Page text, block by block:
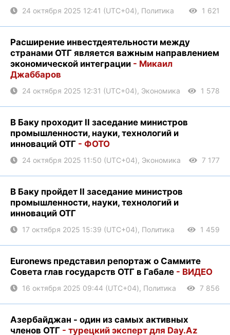
24 октября 2025 12:41 (UTC+04), Политика 1 621
Расширение инвестдеятельности между
странами ОТГ является важным направлением
экономической интеграции - Микаил
Джаббаров
24 октября 2025 12:31 (UTC+04), Экономика 1 578
В Баку проходит II заседание министров
промышленности, науки, технологий и
инноваций ОТГ - ФОТО
24 октября 2025 11:50 (UTC+04), Экономика 7 177
В Баку пройдет II заседание министров
промышленности, науки, технологий и
инноваций ОТГ
17 октября 2025 15:39 (UTC+04), Политика 1 459
Euronews представил репортаж о Саммите
Совета глав государств ОТГ в Габале - ВИДЕО
16 октября 2025 09:44 (UTC+04), Политика 7 856
Азербайджан - один из самых активных
членов ОТГ - турецкий эксперт для Day.Az